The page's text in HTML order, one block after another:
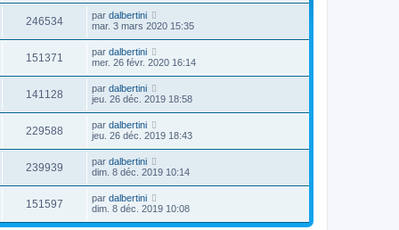
246534 par dalbertini
mar. 3 mars 2020 15:35
151371 par dalbertini
mer. 26 févr. 2020 16:14
141128 par dalbertini
jeu. 26 déc. 2019 18:58
229588 par dalbertini
jeu. 26 déc. 2019 18:43
239939 par dalbertini
dim. 8 déc. 2019 10:14
151597 par dalbertini
dim. 8 déc. 2019 10:08